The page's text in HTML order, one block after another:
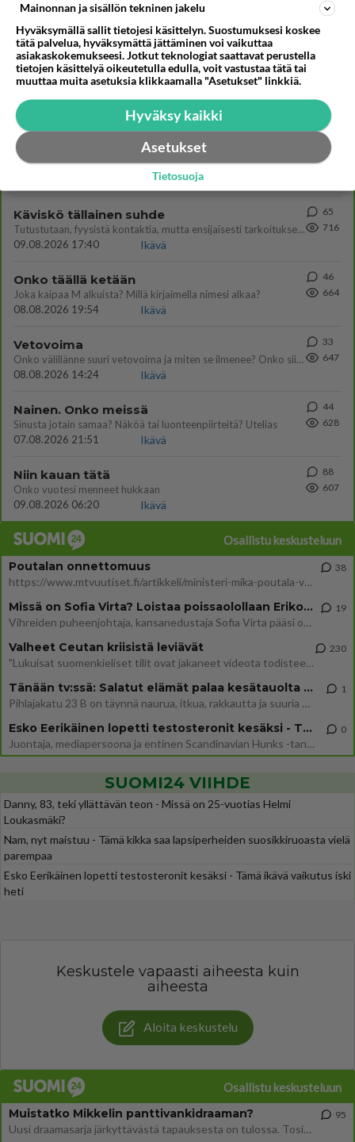
mitenkään nätti 🤣🤣🤣🤣🤣
08.08.2026 19:19
Ikävä
82
1179
Poliisi kiilasi mopoilijan
Ylellä leviää video jossa poliisi pysäyttää rajusti kiilamalla mopo pojan. Toivottavasti poliisi ottaa tuosta mallia myö
08.08.2026 19:55
Kiuruvesi
1079
Aina vaan mietin sua
Miksen saa sinua mielestäni pois
Ikävä
54
772
Käviskö tällainen suhde
Tutustutaan, fyysistä kontaktia, mutta ensijaisesti tarkoituksena ei ole aloittaa mitään virallista tai rikkoa mitään? E
09.08.2026 17:40
Ikävä
65
716
Onko täällä ketään
Joka kaipaa M alkuista? Millä kirjaimella nimesi alkaa?
08.08.2026 19:54
Ikävä
46
664
Vetovoima
Onko välillänne suuri vetovoima ja miten se ilmenee? Onko siitä haittaa?
08.08.2026 14:24
Ikävä
33
647
Nainen. Onko meissä
Sinusta jotain samaa? Näköä tai luonteenpiirteitä? Utelias
07.08.2026 21:51
Ikävä
44
628
Niin kauan tätä
Onko vuotesi menneet hukkaan
09.08.2026 06:20
Ikävä
88
607
Osallistu keskusteluun
Poutalan onnettomuus
https://www.mtvuutiset.fi/artikkeli/ministeri-mika-poutala-vakavassa-onnettomuudessa/9375980 Kumma kun jutussa ei manit
38
Missä on Sofia Virta? Loistaa poissaolollaan Erikoisjoukot uudelta kaudelta
Vihreiden puheenjohtaja, kansanedustaja Sofia Virta pääsi otsikoihin, kun tieto hänen osallistumisestaan Erikoisjoukot-k
19
Valheet Ceutan kriisistä leviävät
"Lukuisat suomenkieliset tilit ovat jakaneet videota todisteena siitä, että siirtolaisjoukot aiheuttavat edelleen Ceutas
230
Tänään tv:ssä: Salatut elämät palaa kesätauolta - Tässä hieman juonipaljastuksia
Pihlajakatu 23 B on täynnä naurua, itkua, rakkautta ja suuria salaisuuksia. Suomalaisten yksi pitkäikäisimmistä draamas
1
Esko Eerikäinen lopetti testosteronit kesäksi - Tämä ikävä vaikutus iski heti
Juontaja, mediapersoona ja entinen Scandinavian Hunks -tanssija Esko Eerikäinen on tunnettu avoimuudestaan. Nyt Eerikäi
0
SUOMI24 VIIHDE
Danny, 83, teki yllättävän teon - Missä on 25-vuotias Helmi
Loukasmäki?
Nam, nyt maistuu - Tämä kikka saa lapsiperheiden suosikkiruoasta vielä
parempaa
Esko Eerikäinen lopetti testosteronit kesäksi - Tämä ikävä vaikutus iski
heti
Keskustele vapaasti aiheesta kuin
aiheesta
Aloita keskustelu
Osallistu keskusteluun
Muistatko Mikkelin panttivankidraaman?
Uusi draamasarja järkyttävästä tapauksesta on tulossa. Tositapahtumiin perustuva sarja ammentaa vuoden 1986 Mikkelin pan
95
Mainonnan ja sisällön tekninen jakelu
Hyväksymällä sallit tietojesi käsittelyn. Suostumuksesi koskee
tätä palvelua, hyväksymättä jättäminen voi vaikuttaa
asiakaskokemukseesi. Jotkut teknologiat saattavat perustella
tietojen käsittelyä oikeutetulla edulla, voit vastustaa tätä tai
muuttaa muita asetuksia klikkaamalla "Asetukset" linkkiä.
Hyväksy kaikki
Asetukset
Tietosuoja